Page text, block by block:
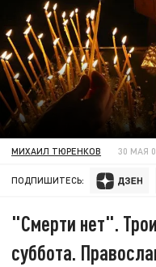
МИХАИЛ ТЮРЕНКОВ 30 МАЯ
ПОДПИШИТЕСЬ:
"Смерти нет".
суббота.